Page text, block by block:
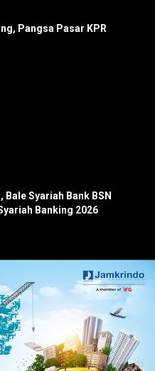
Pangsa Pasar KPR
Syariah Bank BSN
Banking 2026